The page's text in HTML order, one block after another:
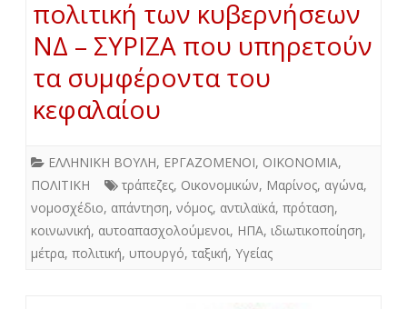
πολιτική των κυβερνήσεων
ΝΔ – ΣΥΡΙΖΑ που υπηρετούν
τα συμφέροντα του
κεφαλαίου
ΕΛΛΗΝΙΚΗ ΒΟΥΛΗ, ΕΡΓΑΖΟΜΕΝΟΙ, ΟΙΚΟΝΟΜΙΑ,
ΠΟΛΙΤΙΚΗ
τράπεζες, Οικονομικών, Μαρίνος, αγώνα,
νομοσχέδιο, απάντηση, νόμος, αντιλαϊκά, πρόταση,
κοινωνική, αυτοαπασχολούμενοι, ΗΠΑ, ιδιωτικοποίηση,
μέτρα, πολιτική, υπουργό, ταξική, Υγείας